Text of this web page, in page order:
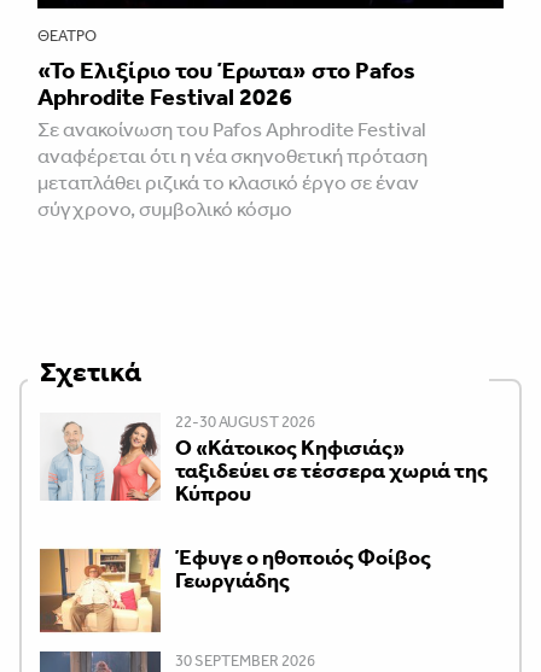
ΘΈΑΤΡΟ
«Το Ελιξίριο του Έρωτα» στο Pafos
Aphrodite Festival 2026
Σε ανακοίνωση του Pafos Aphrodite Festival
αναφέρεται ότι η νέα σκηνοθετική πρόταση
μεταπλάθει ριζικά το κλασικό έργο σε έναν
σύγχρονο, συμβολικό κόσμο
Σχετικά
22-30 AUGUST 2026
Ο «Κάτοικος Κηφισιάς»
ταξιδεύει σε τέσσερα χωριά της
Κύπρου
Έφυγε ο ηθοποιός Φοίβος
Γεωργιάδης
30 SEPTEMBER 2026